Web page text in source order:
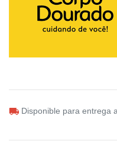
Disponible para entrega